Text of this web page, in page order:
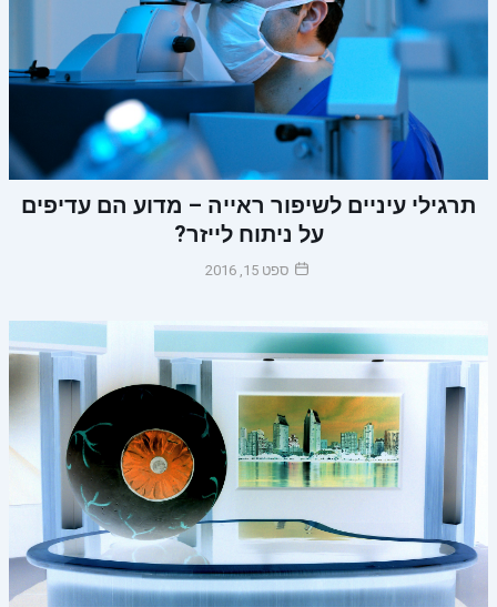
תרגילי עיניים לשיפור ראייה – מדוע הם עדיפים
על ניתוח לייזר?
ספט 15, 2016